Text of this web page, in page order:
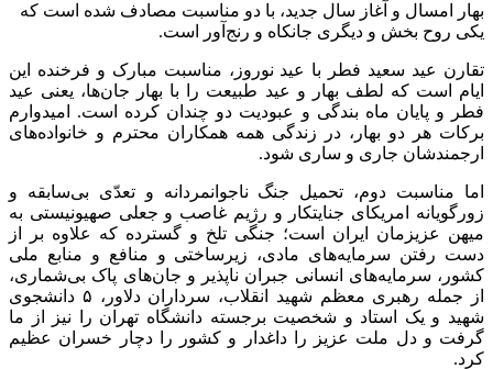
بهار امسال و آغاز سال جدید، با دو مناسبت مصادف شده است که
یکی روح بخش و دیگری جانکاه و رنج‌آور است.
تقارن عید سعید فطر با عید نوروز، مناسبت مبارک و فرخنده این
ایام است که لطف بهار و عید طبیعت را با بهار جان‌ها، یعنی عید
فطر و پایان ماه بندگی و عبودیت دو چندان کرده است. امیدوارم
برکات هر دو بهار، در زندگی همه همکاران محترم و خانواده‌های
ارجمندشان جاری و ساری شود.
اما مناسبت دوم، تحمیل جنگ ناجوانمردانه و تعدّی بی‌سابقه و
زورگویانه امریکای جنایتکار و رژیم غاصب و جعلی صهیونیستی به
میهن عزیزمان ایران است؛ جنگی تلخ و گسترده که علاوه بر از
دست رفتن سرمایه‌های مادی، زیرساختی و منافع و منابع ملی
کشور، سرمایه‌های انسانی جبران ناپذیر و جان‌های پاک بی‌شماری،
از جمله رهبری معظم شهید انقلاب، سرداران دلاور، ۵ دانشجوی
شهید و یک استاد و شخصیت برجسته دانشگاه تهران را نیز از ما
گرفت و دل ملت عزیز را داغدار و کشور را دچار خسران عظیم
کرد.